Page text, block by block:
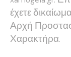
έχετε
Αρχή
Χαρακτήρα.